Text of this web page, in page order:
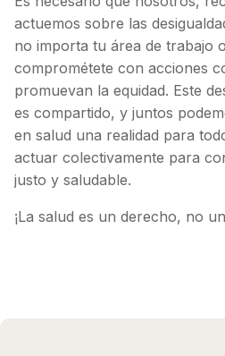
actuemos sobre las
no importa tu área de trabajo
comprométete con acciones
promuevan la equidad. Este
es compartido, y juntos
en salud una realidad para
actuar colectivamente para
justo y saludable.
¡La salud es un derecho, no